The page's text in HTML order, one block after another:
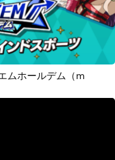
ムホールデム（m